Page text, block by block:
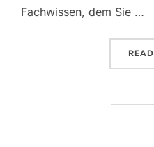
Fachwissen, dem Sie …